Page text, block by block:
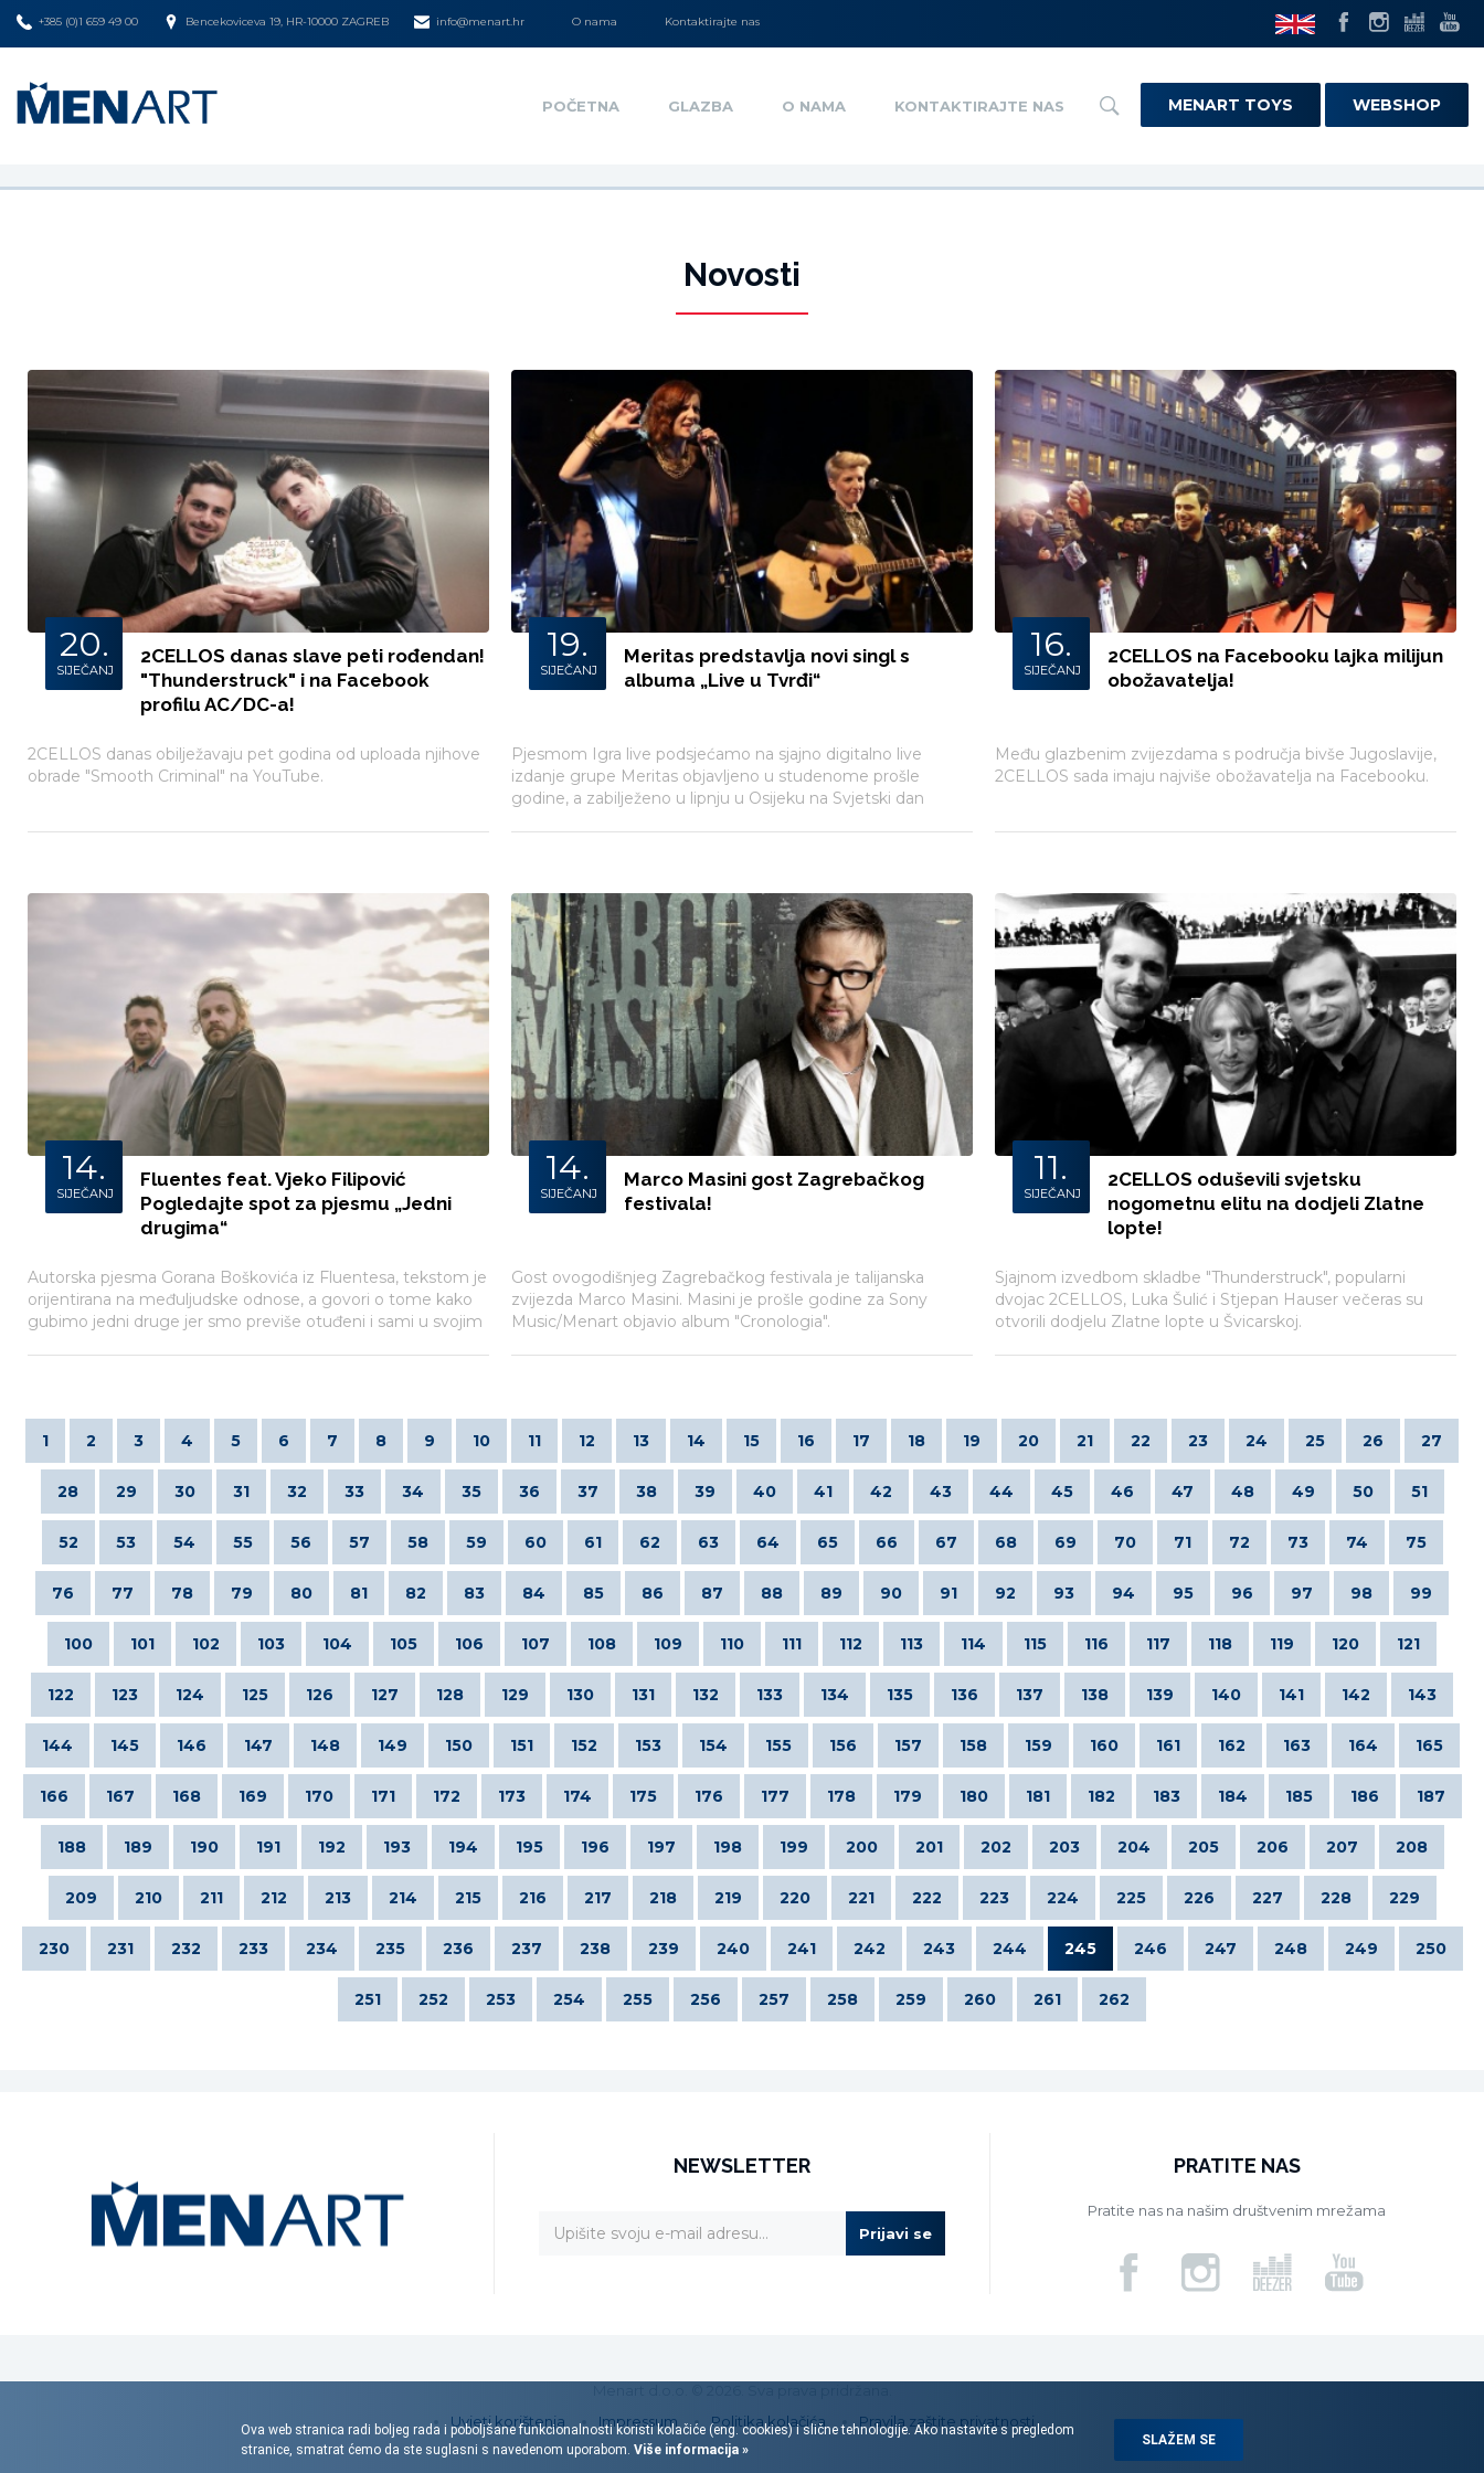
+385 (0)1 659 49 00 Bencekoviceva 19, HR-10000 ZAGREB info@menart.hr O nama Kontaktirajte nas
POČETNA GLAZBA O NAMA KONTAKTIRAJTE NAS MENART TOYS WEBSHOP
Novosti
20.
SIJEČANJ
2CELLOS danas slave peti rođendan!
"Thunderstruck" i na Facebook
profilu AC/DC-a!
2CELLOS danas obilježavaju pet godina od uploada njihove
obrade "Smooth Criminal" na YouTube.
19.
SIJEČANJ
Meritas predstavlja novi singl s
albuma „Live u Tvrđi“
Pjesmom Igra live podsjećamo na sjajno digitalno live
izdanje grupe Meritas objavljeno u studenome prošle
godine, a zabilježeno u lipnju u Osijeku na Svjetski dan
16.
SIJEČANJ
2CELLOS na Facebooku lajka milijun
obožavatelja!
Među glazbenim zvijezdama s područja bivše Jugoslavije,
2CELLOS sada imaju najviše obožavatelja na Facebooku.
14.
SIJEČANJ
Fluentes feat. Vjeko Filipović
Pogledajte spot za pjesmu „Jedni
drugima“
Autorska pjesma Gorana Boškovića iz Fluentesa, tekstom je
orijentirana na međuljudske odnose, a govori o tome kako
gubimo jedni druge jer smo previše otuđeni i sami u svojim
14.
SIJEČANJ
Marco Masini gost Zagrebačkog
festivala!
Gost ovogodišnjeg Zagrebačkog festivala je talijanska
zvijezda Marco Masini. Masini je prošle godine za Sony
Music/Menart objavio album "Cronologia".
11.
SIJEČANJ
2CELLOS oduševili svjetsku
nogometnu elitu na dodjeli Zlatne
lopte!
Sjajnom izvedbom skladbe "Thunderstruck", popularni
dvojac 2CELLOS, Luka Šulić i Stjepan Hauser večeras su
otvorili dodjelu Zlatne lopte u Švicarskoj.
1 2 3 4 5 6 7 8 9 10 11 12 13 14 15 16 17 18 19 20 21 22 23 24 25 26 27
28 29 30 31 32 33 34 35 36 37 38 39 40 41 42 43 44 45 46 47 48 49 50 51
52 53 54 55 56 57 58 59 60 61 62 63 64 65 66 67 68 69 70 71 72 73 74 75
76 77 78 79 80 81 82 83 84 85 86 87 88 89 90 91 92 93 94 95 96 97 98 99
100 101 102 103 104 105 106 107 108 109 110 111 112 113 114 115 116 117 118 119 120 121
122 123 124 125 126 127 128 129 130 131 132 133 134 135 136 137 138 139 140 141 142 143
144 145 146 147 148 149 150 151 152 153 154 155 156 157 158 159 160 161 162 163 164 165
166 167 168 169 170 171 172 173 174 175 176 177 178 179 180 181 182 183 184 185 186 187
188 189 190 191 192 193 194 195 196 197 198 199 200 201 202 203 204 205 206 207 208
209 210 211 212 213 214 215 216 217 218 219 220 221 222 223 224 225 226 227 228 229
230 231 232 233 234 235 236 237 238 239 240 241 242 243 244 245 246 247 248 249 250
251 252 253 254 255 256 257 258 259 260 261 262
NEWSLETTER
Prijavi se
PRATITE NAS
Pratite nas na našim društvenim mrežama
Uvjeti korištenja
Impressum Politika kolačića Pravila zaštite privatnosti
Ova web stranica radi boljeg rada i poboljšane funkcionalnosti koristi kolačiće (eng. cookies) i slične tehnologije. Ako nastavite s pregledom
stranice, smatrat ćemo da ste suglasni s navedenom uporabom. Više informacija »
SLAŽEM SE